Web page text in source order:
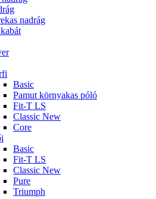
nadrág
Basic
Pamut környakas póló
Fit-T LS
Classic New
Core
Basic
Fit-T LS
Classic New
Pure
Triumph